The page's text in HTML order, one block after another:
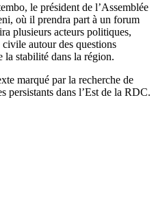
le président de l’Assemblée
où il prendra part à un forum
plusieurs acteurs politiques,
autour des questions
la stabilité dans la région.
marqué par la recherche de
persistants dans l’Est de la RDC.